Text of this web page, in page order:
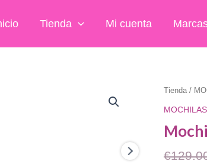
Tienda Mi cuenta
Tienda /
MOCHILAS
€